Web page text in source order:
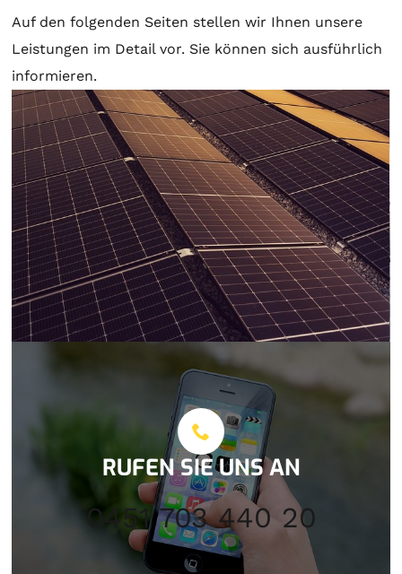
Auf den folgenden Seiten stellen wir Ihnen unsere
Leistungen im Detail vor. Sie können sich ausführlich
informieren.
RUFEN SIE UNS AN
0451 703 440 20